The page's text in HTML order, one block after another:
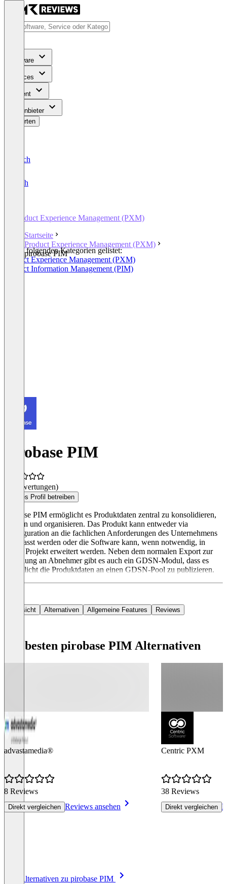
Software
Services
Content
Für Anbieter
Bewerten
Deutsch
English
Product Experience Management (PXM)
Startseite
Product Experience Management (PXM)
pirobase PIM
In den folgenden Kategorien gelistet:
Product Experience Management (PXM)
Product Information Management (PIM)
pirobase PIM
(0 Bewertungen)
Dieses Profil betreiben
pirobase PIM ermöglicht es Produktdaten zentral zu konsolidieren,
pflegen und organisieren. Das Produkt kann entweder via
Konfiguration an die fachlichen Anforderungen des Unternehmens
angepasst werden oder die Software kann, wenn notwendig, in
einem Projekt erweitert werden. Neben dem normalen Export zur
Verteilung an Abnehmer gibt es auch ein GDSN-Modul, dass es
ermöglicht die Produktdaten an einen GDSN-Pool zu publizieren.
Übersicht Alternativen Allgemeine Features Reviews
Die besten pirobase PIM Alternativen
advastamedia®
8 Reviews
Direkt vergleichen Reviews ansehen
Centric PXM
38 Reviews
Direkt vergleichen
Alle Alternativen zu pirobase PIM